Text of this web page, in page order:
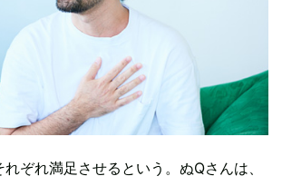
ぞれ満足させるという。ぬQさんは、